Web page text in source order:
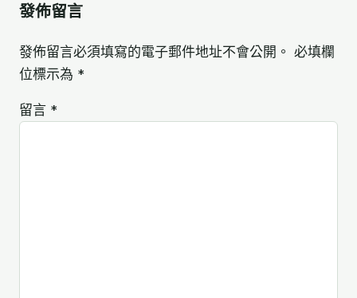
發佈留言
發佈留言必須填寫的電子郵件地址不會公開。 必填欄
位標示為 *
留言 *